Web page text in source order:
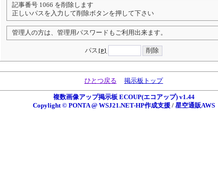
記事番号 1066 を削除します
正しいパスを入力して削除ボタンを押して下さい
管理人の方は、管理用パスワードもご利用出来ます。
パス [P]
ひとつ戻る 掲示板トップ
複数画像アップ掲示板 ECOUP(エコアップ) v1.44
Copylight © PONTA @ WSJ21.NET-HP作成支援/ 星空通販AWS